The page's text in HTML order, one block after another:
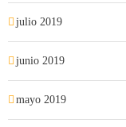
julio 2019
junio 2019
mayo 2019